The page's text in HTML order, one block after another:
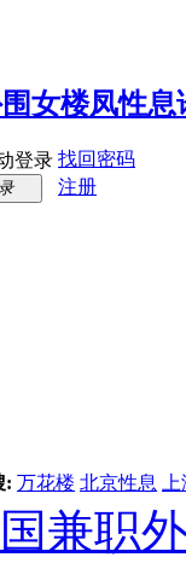
登录 找回密码
注册
: 万花楼 北京性息
兼职